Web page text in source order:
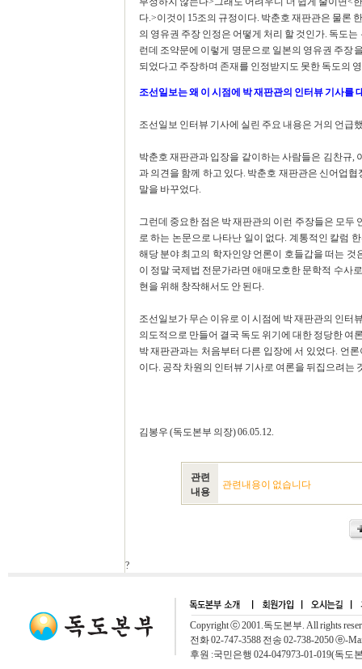
다.>이것이 15조의 규정이다. 박춘호 재판관은 물론
의 영유권 주장 인정은 어떻게 처리 할 것인가. 독도
런데 조약문에 이렇게 명문으로 일본의 영유권 주장
되었다고 주장하며 존재를 인정받지도 못한 독도의
조선일보는 왜 이 시점에 박 재판관의 인터뷰 기사를
조선일보 인터뷰 기사에 실린 주요 내용은 거의 언급
박춘호 재판관과 입장을 같이하는 사람들은 김찬규,
과 의견을 함께 하고 있다. 박춘호 재판관은 신어업
말을 바꾸었다.
그런데 중요한 점은 박 재판관의 이런 주장들은 모
로 하는 논문으로 나타난 일이 없다. 계통적인 칼럼
해당 분야 최고의 학자인양 언론이 호들갑을 떠는
이 정말 국제법 전문가라면 애매모호한 문학적 수사
현을 위해 창작해서도 안 된다.
조선일보가 무슨 이유로 이 시점에 박 재판관의 인
의도적으로 만들어 결국 독도 위기에 대한 정당한
박 재판관과는 처음부터 다른 입장에 서 있었다. 언
이다. 공작 차원의 인터뷰 기사로 여론을 뒤집으려는
김봉우 (독도본부 의장) 06.05.12.
관련
내용
관련내용이 없습니다
?
Copyright ⓒ 2001.독도본부. All rights
전화 02-747-3588 전송 02-738-2050 ⓔ-
후원 :국민은행 024-047973-01-019(독도